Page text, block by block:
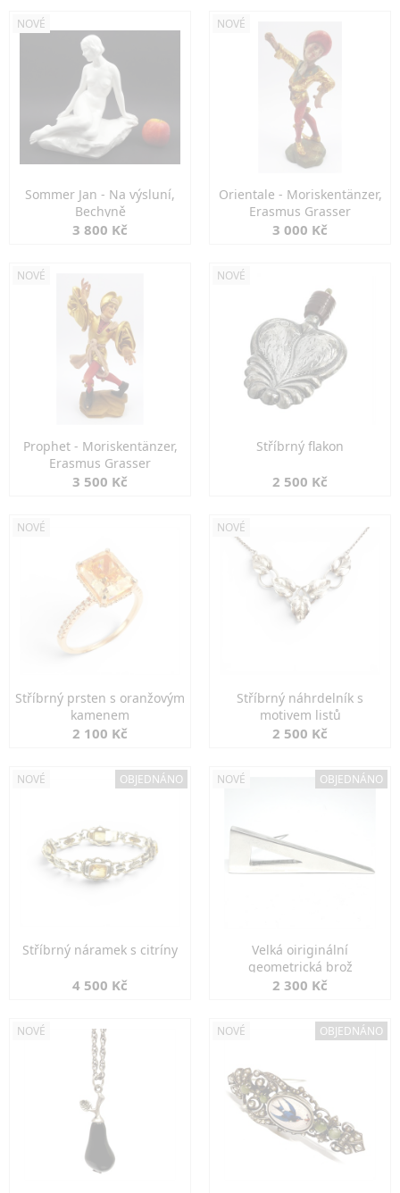
NOVÉ
Sommer Jan - Na výsluní,
Bechyně
3 800 Kč
NOVÉ
Orientale - Moriskentänzer,
Erasmus Grasser
3 000 Kč
NOVÉ
Prophet - Moriskentänzer,
Erasmus Grasser
3 500 Kč
NOVÉ
Stříbrný flakon
2 500 Kč
NOVÉ
Stříbrný prsten s oranžovým
kamenem
2 100 Kč
NOVÉ
Stříbrný náhrdelník s
motivem listů
2 500 Kč
NOVÉ OBJEDNÁNO
Stříbrný náramek s citríny
4 500 Kč
NOVÉ OBJEDNÁNO
Velká oiriginální
geometrická brož
2 300 Kč
NOVÉ NOVÉ OBJEDNÁNO